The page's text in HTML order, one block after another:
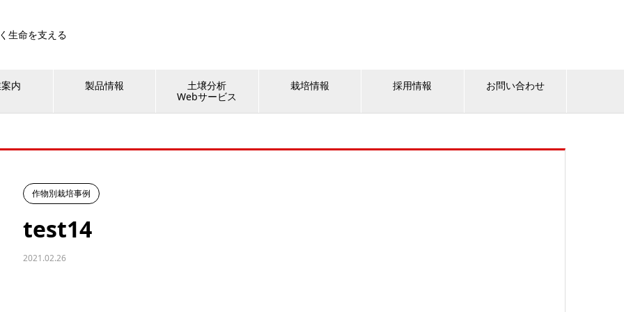
生命を支える
内 製品情報
土壌分析
Webサービス
栽培情報 採用情報 お問い合わせ
作物別栽培事例
test14
2021.02.26